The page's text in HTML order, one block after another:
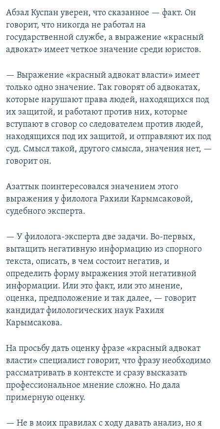
Абзал Куспан уверен, что сказанное — факт. Он
говорит, что никогда не работал на
государственной службе, а выражение «красный
адвокат» имеет четкое значение среди юристов.
— Выражение «красный адвокат власти» имеет
только одно значение. Так говорят об адвокатах,
которые нарушают права людей, находящихся под
их защитой, и работают против них, которые
вступают в сговор со следователем против людей,
находящихся под их защитой, и отправляют их под
суд. Смысл такой, другого смысла, значения нет, —
говорит он.
Азаттык поинтересовался значением этого
выражения у филолога Рахили Карымсаковой,
судебного эксперта.
— У филолога-эксперта две задачи. Во-первых,
вытащить негативную информацию из спорного
текста, описать, в чем состоит негатив, и
определить форму выражения этой негативной
информации. Или это факт, или это мнение,
оценка, предположение и так далее, — говорит
кандидат филологических наук Рахиля
Карымсакова.
На просьбу дать оценку фразе «красный адвокат
власти» специалист говорит, что фразу необходимо
рассматривать в контексте и сразу высказать
профессиональное мнение сложно. Но дала
примерную оценку.
— Не в моих правилах с ходу давать анализ, но я